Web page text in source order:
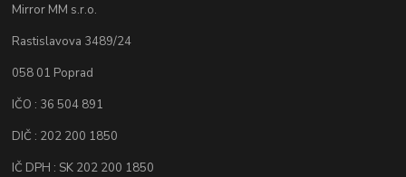
Mirror MM s.r.o.
Rastislavova 3489/24
058 01 Poprad
IČO : 36 504 891
DIČ : 202 200 1850
IČ DPH : SK 202 200 1850